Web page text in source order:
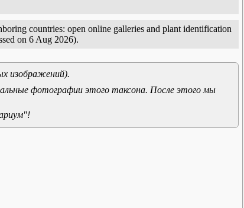
countries: open online galleries and plant identification
on 6 Aug 2026).
изображений).
фотографии этого таксона. После этого мы